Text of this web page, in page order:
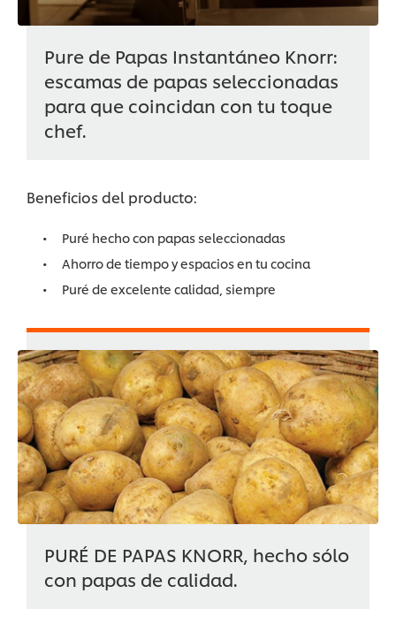
Pure de Papas Instantáneo Knorr:
escamas de papas seleccionadas
para que coincidan con tu toque
chef.
Beneficios del producto:
Puré hecho con papas seleccionadas
Ahorro de tiempo y espacios en tu cocina
Puré de excelente calidad, siempre
PURÉ DE PAPAS KNORR, hecho sólo
con papas de calidad.